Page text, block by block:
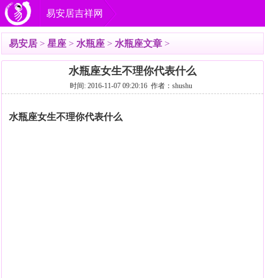
易安居吉祥网
易安居 > 星座 > 水瓶座 > 水瓶座文章 >
水瓶座女生不理你代表什么
时间: 2016-11-07 09:20:16 作者：shushu
水瓶座女生不理你代表什么